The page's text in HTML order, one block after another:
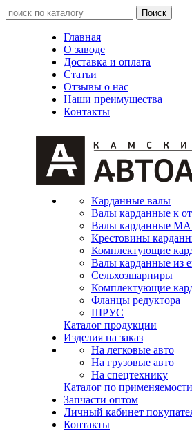
Главная
О заводе
Доставка и оплата
Статьи
Отзывы о нас
Наши преимущества
Контакты
Карданные валы
Валы карданные к
Валы карданные
Крестовины
Комплектующие
Валы карданные из
Сельхозшарниры
Комплектующие
Фланцы редуктора
ШРУС
Каталог продукции
Изделия на заказ
На легковые авто
На грузовые авто
На спецтехнику
Каталог по применяемости
Запчасти оптом
Личный кабинет
Контакты